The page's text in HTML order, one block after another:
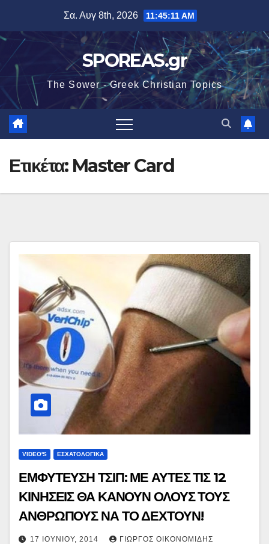
περιεχόμενο
Σα. Αυγ 8th, 2026 11:45:11 AM
SPOREAS.gr
The Sower - Greek Christian Topics
Ετικέτα: Master Card
VIDEO'S ΕΣΧΑΤΟΛΟΓΙΚΑ
ΕΜΦΥΤΕΥΣΗ ΤΣΙΠ: ΜΕ ΑΥΤΕΣ ΤΙΣ 12
ΚΙΝΗΣΕΙΣ ΘΑ ΚΑΝΟΥΝ ΟΛΟΥΣ ΤΟΥΣ
ΑΝΘΡΩΠΟΥΣ ΝΑ ΤΟ ΔΕΧΤΟΥΝ!
17 ΙΟΥΝΊΟΥ, 2014 ΓΙΏΡΓΟΣ ΟΙΚΟΝΟΜΊΔΗΣ